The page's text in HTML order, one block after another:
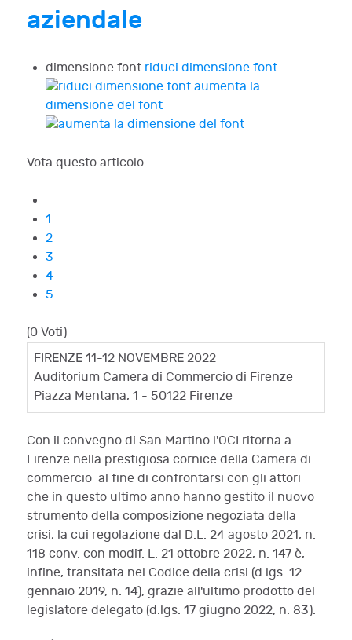
aziendale
dimensione font riduci dimensione font
aumenta la
dimensione del font
Vota questo articolo
1
2
3
4
5
(0 Voti)
FIRENZE 11-12 NOVEMBRE 2022
Auditorium Camera di Commercio di Firenze
Piazza Mentana, 1 - 50122 Firenze
Con il convegno di San Martino l'OCI ritorna a
Firenze nella prestigiosa cornice della Camera di
commercio al fine di confrontarsi con gli attori
che in questo ultimo anno hanno gestito il nuovo
strumento della composizione negoziata della
crisi, la cui regolazione dal D.L. 24 agosto 2021, n.
118 conv. con modif. L. 21 ottobre 2022, n. 147 è,
infine, transitata nel Codice della crisi (d.lgs. 12
gennaio 2019, n. 14), grazie all'ultimo prodotto del
legislatore delegato (d.lgs. 17 giugno 2022, n. 83).